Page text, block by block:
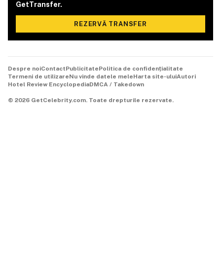
GetTransfer.
REZERVĂ TRANSFER
Despre noiContactPublicitatePolitica de confidențialitate
Termeni de utilizareNu vinde datele meleHarta site-uluiAutori
Hotel Review EncyclopediaDMCA / Takedown
© 2026 GetCelebrity.com. Toate drepturile rezervate.